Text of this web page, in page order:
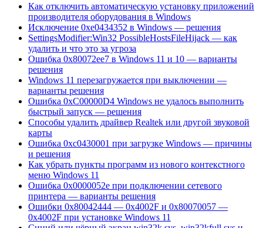
Как отключить автоматическую установку приложений
производителя оборудования в Windows
Исключение 0xe0434352 в Windows — решения
SettingsModifier:Win32 PossibleHostsFileHijack — как
удалить и что это за угроза
Ошибка 0x80072ee7 в Windows 11 и 10 — варианты
решения
Windows 11 перезагружается при выключении —
варианты решения
Ошибка 0xC00000D4 Windows не удалось выполнить
быстрый запуск — решения
Способы удалить драйвер Realtek или другой звуковой
карты
Ошибка 0xc0430001 при загрузке Windows — причины
и решения
Как убрать пункты программ из нового контекстного
меню Windows 11
Ошибка 0x0000052e при подключении сетевого
принтера — варианты решения
Ошибки 0x80042444 — 0x4002F и 0x80070057 —
0x4002F при установке Windows 11